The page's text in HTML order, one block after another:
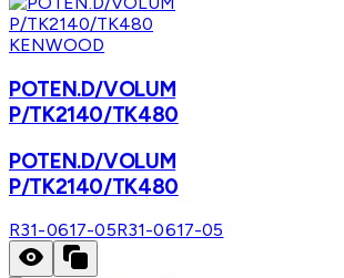
KENWOOD
POTEN.D/VOLUM
P/TK2140/TK480
POTEN.D/VOLUM
P/TK2140/TK480
R31-0617-05R31-0617-05